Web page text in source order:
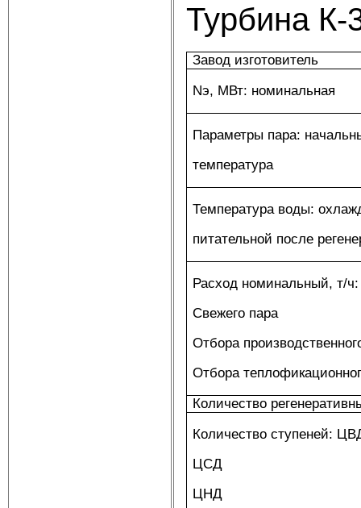
Турбина К-
Завод изготовитель
Nэ, МВт: номинальная
Параметры пара:
температура
Температура воды:
питательной после
Расход номинальный, т/ч:
Свежего пара
Отбора
Отбора
Количество
Количество ступеней:
ЦСД
ЦНД